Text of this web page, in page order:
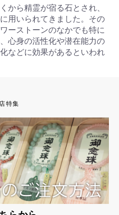
から精霊が宿る石とされ、
用いられてきました。その
ーストーンのなかでも特に
心身の活性化や潜在能力の
などに効果があるといわれ
特集